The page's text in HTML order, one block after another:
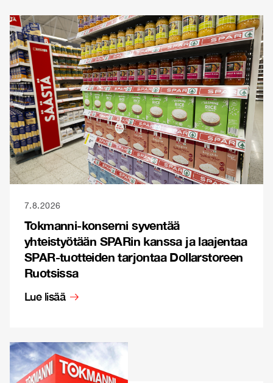
7.8.2026
Tokmanni-konserni syventää
yhteistyötään SPARin kanssa ja laajentaa
SPAR-tuotteiden tarjontaa Dollarstoreen
Ruotsissa
Lue lisää